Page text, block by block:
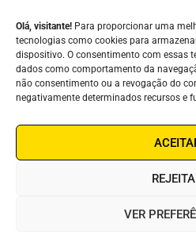
Olá, visitante! Para proporcionar uma
tecnologias como cookies para
dispositivo. O consentimento com essas
dados como comportamento da
não consentimento ou a revogação do
negativamente determinados recursos e
VER
Rua Estado
de Israel, 289
Vila
Clementino –
SP
5087-0999/